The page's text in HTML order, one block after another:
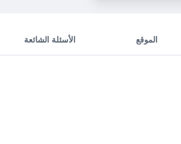
الموقع الأسئلة الشائعة